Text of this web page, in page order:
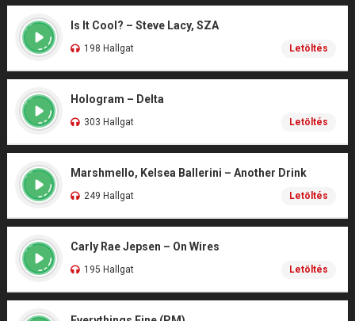
Is It Cool? – Steve Lacy, SZA
198 Hallgat Letöltés
Hologram – Delta
303 Hallgat Letöltés
Marshmello, Kelsea Ballerini – Another Drink
249 Hallgat Letöltés
Carly Rae Jepsen – On Wires
195 Hallgat Letöltés